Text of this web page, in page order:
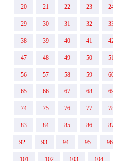
り消し去って、癒しの天国
を分けてもらってきたこと
きます。
とう。
いつも親切丁寧にありがと
【料金納得度】
この料金でこのプレイ内容
【プレイ内容】
緊張している私にニコニコ
れて心から安心する感覚
レースクイーン衣装を着て
めちゃめちゃ興奮します。
目を見つめてテコキはたま
20 21 22 23
29 30 31 32
38 39 40 41
47 48 49 50
56 57 58 59
65 66 67 68
74 75 76 77
83 84 85 86
92 93 94 95 96
101 102 103 104